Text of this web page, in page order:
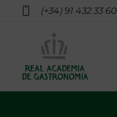
(+34) 91 432 33 60